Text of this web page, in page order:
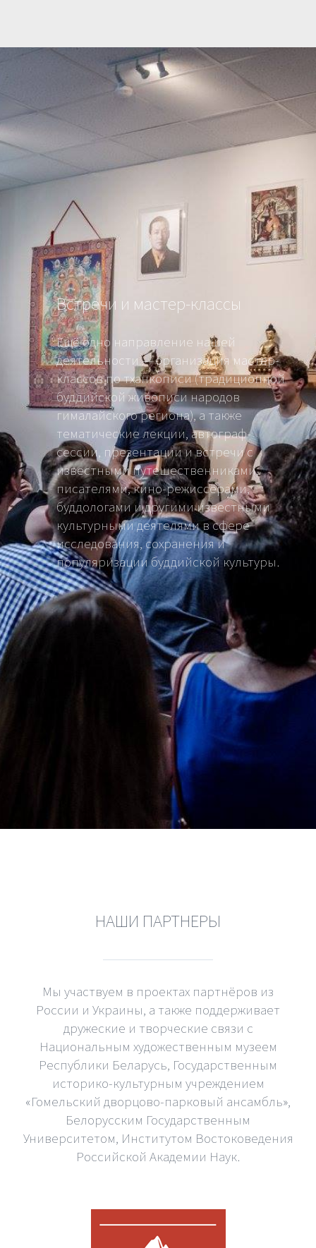
Встречи и мастер-классы
Ещё одно направление нашей
деятельности — организация мастер-
классов по тханкописи (традиционной
буддийской живописи народов
гималайского региона), а также
тематические лекции, автограф-
сессии, презентации и встречи с
известными путешественниками,
писателями, кино-режиссёрами,
буддологами и другими известными
культурными деятелями в сфере
исследования, сохранения и
популяризации буддийской культуры.
НАШИ ПАРТНЕРЫ
Мы участвуем в проектах партнёров из
России и Украины, а также поддерживает
дружеские и творческие связи с
Национальным художественным музеем
Республики Беларусь, Государственным
историко-культурным учреждением
«Гомельский дворцово-парковый ансамбль»,
Белорусским Государственным
Университетом, Институтом Востоковедения
Российской Академии Наук.